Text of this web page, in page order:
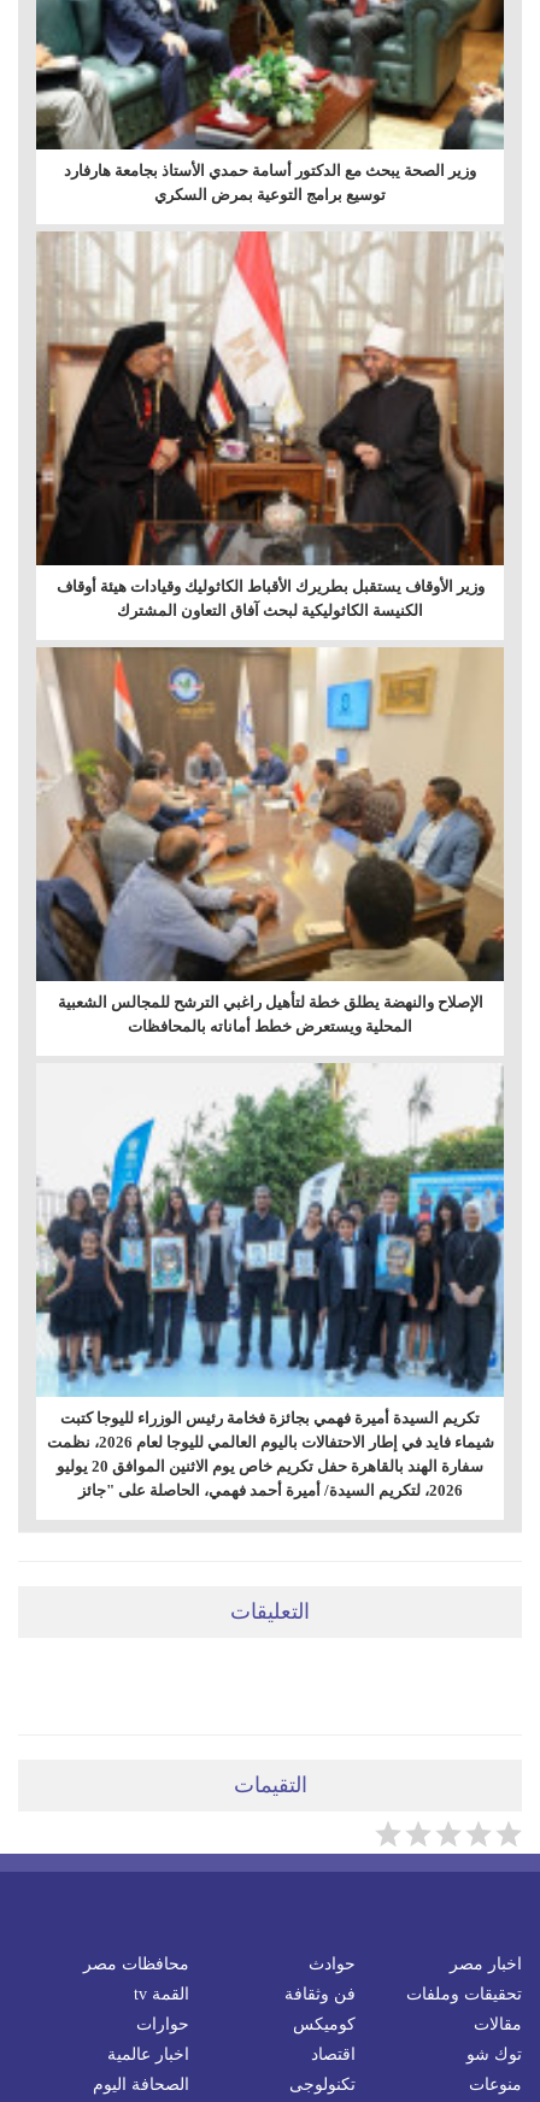
وزير الصحة يبحث مع الدكتور أسامة حمدي الأستاذ بجامعة هارفارد
توسيع برامج التوعية بمرض السكري
وزير الأوقاف يستقبل بطريرك الأقباط الكاثوليك وقيادات هيئة أوقاف
الكنيسة الكاثوليكية لبحث آفاق التعاون المشترك
الإصلاح والنهضة يطلق خطة لتأهيل راغبي الترشح للمجالس الشعبية
المحلية ويستعرض خطط أماناته بالمحافظات
تكريم السيدة أميرة فهمي بجائزة فخامة رئيس الوزراء لليوجا كتبت
شيماء فايد في إطار الاحتفالات باليوم العالمي لليوجا لعام 2026، نظمت
سفارة الهند بالقاهرة حفل تكريم خاص يوم الاثنين الموافق 20 يوليو
2026، لتكريم السيدة/ أميرة أحمد فهمي، الحاصلة على "جائز
التعليقات
التقيمات
اخبار مصر حوادث
محافظات مصر
تحقيقات وملفات
فن وثقافة
القمة tv
مقالات
كوميكس
حوارات
توك شو
اقتصاد
اخبار عالمية
منوعات
تكنولوجى الصحافة اليوم